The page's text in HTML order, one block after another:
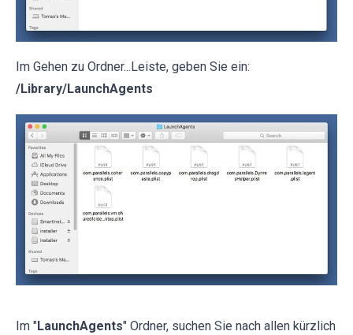
Im Gehen zu Ordner...Leiste, geben Sie ein:
/Library/LaunchAgents
Im "LaunchAgents" Ordner, suchen Sie nach allen kürzlich